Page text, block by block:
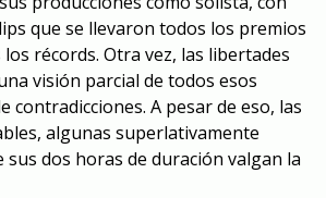
que se llevaron todos los premios
récords. Otra vez, las libertades
visión parcial de todos esos
contradicciones. A pesar de eso, las
algunas superlativamente
sus dos horas de duración valgan la